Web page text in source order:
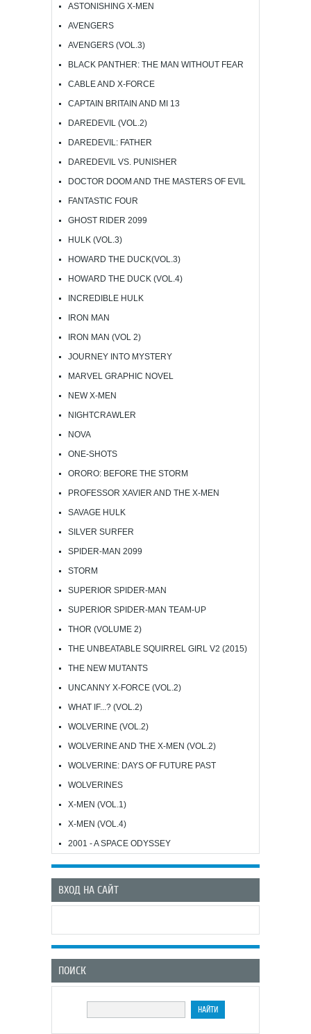
ASTONISHING X-MEN
AVENGERS
AVENGERS (VOL.3)
BLACK PANTHER: THE MAN WITHOUT FEAR
CABLE AND X-FORCE
CAPTAIN BRITAIN AND MI 13
DAREDEVIL (VOL.2)
DAREDEVIL: FATHER
DAREDEVIL VS. PUNISHER
DOCTOR DOOM AND THE MASTERS OF EVIL
FANTASTIC FOUR
GHOST RIDER 2099
HULK (VOL.3)
HOWARD THE DUCK(VOL.3)
HOWARD THE DUCK (VOL.4)
INCREDIBLE HULK
IRON MAN
IRON MAN (VOL 2)
JOURNEY INTO MYSTERY
MARVEL GRAPHIC NOVEL
NEW X-MEN
NIGHTCRAWLER
NOVA
ONE-SHOTS
ORORO: BEFORE THE STORM
PROFESSOR XAVIER AND THE X-MEN
SAVAGE HULK
SILVER SURFER
SPIDER-MAN 2099
STORM
SUPERIOR SPIDER-MAN
SUPERIOR SPIDER-MAN TEAM-UP
THOR (VOLUME 2)
THE UNBEATABLE SQUIRREL GIRL V2 (2015)
THE NEW MUTANTS
UNCANNY X-FORCE (VOL.2)
WHAT IF...? (VOL.2)
WOLVERINE (VOL.2)
WOLVERINE AND THE X-MEN (VOL.2)
WOLVERINE: DAYS OF FUTURE PAST
WOLVERINES
X-MEN (VOL.1)
X-MEN (VOL.4)
2001 - A SPACE ODYSSEY
ВХОД НА САЙТ
ПОИСК